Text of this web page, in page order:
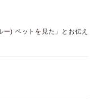
) ペットを見た」とお伝え